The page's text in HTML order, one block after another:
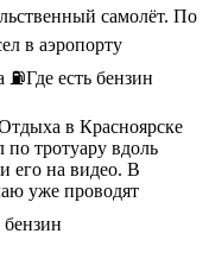
самолёт. По
в аэропорту
есть бензин
в Красноярске
тротуару вдоль
его на видео. В
уже проводят